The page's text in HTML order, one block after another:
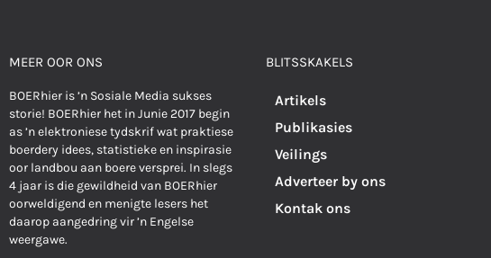
MEER OOR ONS
BOERhier is ’n Sosiale Media sukses
storie! BOERhier het in Junie 2017 begin
as ’n elektroniese tydskrif wat praktiese
boerdery idees, statistieke en inspirasie
oor landbou aan boere versprei. In slegs
4 jaar is die gewildheid van BOERhier
oorweldigend en menigte lesers het
daarop aangedring vir ’n Engelse
weergawe.
BLITSSKAKELS
Artikels
Publikasies
Veilings
Adverteer by ons
Kontak ons